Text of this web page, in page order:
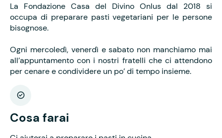
La Fondazione Casa del Divino Onlus dal 2018 si
occupa di preparare pasti vegetariani per le persone
bisognose.
Ogni mercoledì, venerdì e sabato non manchiamo mai
all’appuntamento con i nostri fratelli che ci attendono
per cenare e condividere un po’ di tempo insieme.
Cosa farai